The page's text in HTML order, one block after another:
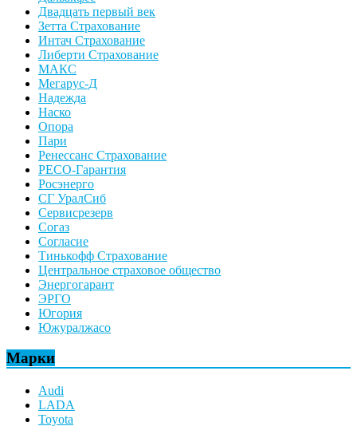
Двадцать первый век
Зетта Страхование
Интач Страхование
Либерти Страхование
МАКС
Мегарус-Д
Надежда
Наско
Опора
Пари
Ренессанс Страхование
РЕСО-Гарантия
Росэнерго
СГ УралСиб
Сервисрезерв
Согаз
Согласие
Тинькофф Страхование
Центральное страховое общество
Энергогарант
ЭРГО
Югория
Южуралжасо
Марки
Audi
LADA
Toyota